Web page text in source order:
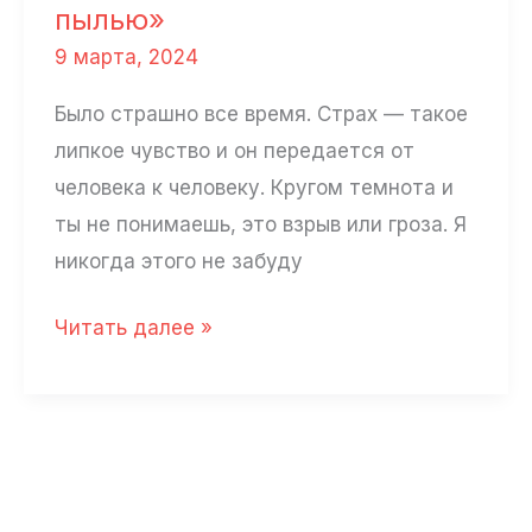
пылью»
9 марта, 2024
Было страшно все время. Страх — такое
липкое чувство и он передается от
человека к человеку. Кругом темнота и
ты не понимаешь, это взрыв или гроза. Я
никогда этого не забуду
Маша
Читать далее »